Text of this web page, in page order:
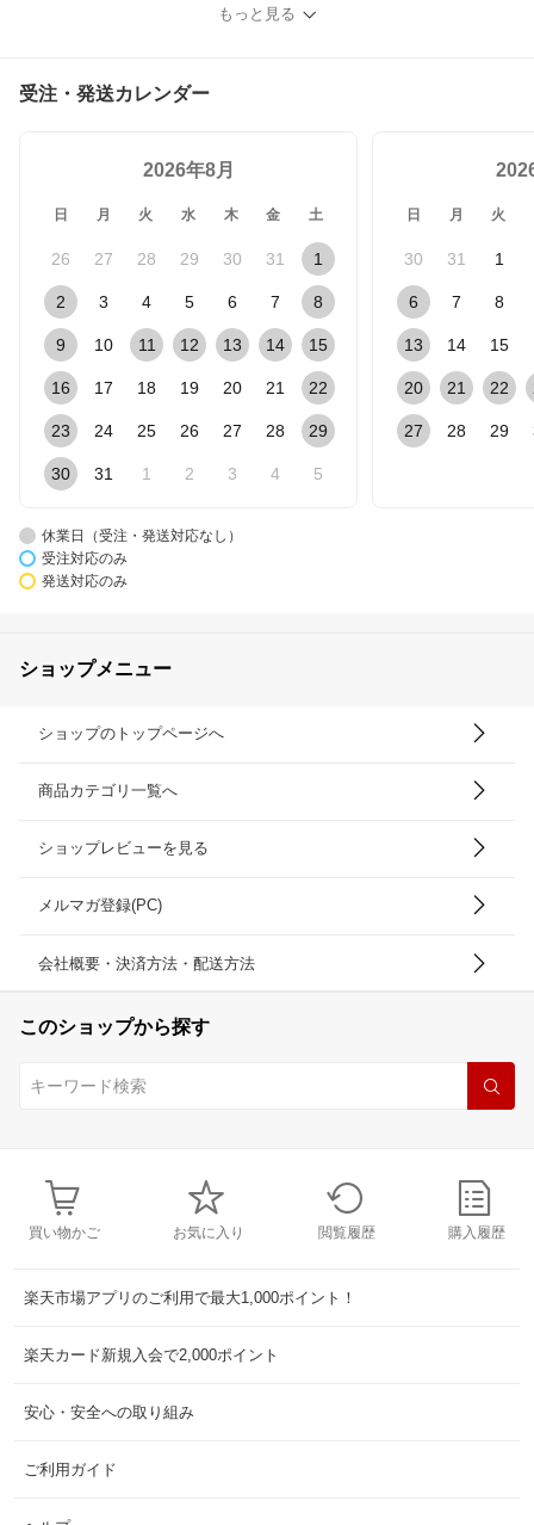
もっと見る
受注・発送カレンダー
2026年8月
日 月 火 水 木 金 土
26 27 28 29 30 31 1
2 3 4 5 6 7 8
9 10 11 12 13 14 15
16 17 18 19 20 21 22
23 24 25 26 27 28 29
30 31 1 2 3 4 5
日 月 火
30 31 1
6 7 8
13 14 15
20 21 22
27 28 29
休業日（受注・発送対応なし）
受注対応のみ
発送対応のみ
ショップメニュー
ショップのトップページへ
商品カテゴリ一覧へ
ショップレビューを見る
メルマガ登録(PC)
会社概要・決済方法・配送方法
このショップから探す
買い物かご お気に入り 閲覧履歴 購入履歴
楽天市場アプリのご利用で最大1,000ポイント！
楽天カード新規入会で2,000ポイント
安心・安全への取り組み
ご利用ガイド